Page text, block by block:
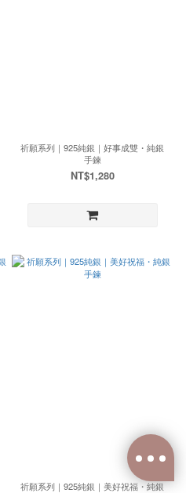
祈願系列｜925純銀｜好事成雙・純銀
手鍊
NT$1,280
祈願系列｜925純銀｜美好祝福・純銀